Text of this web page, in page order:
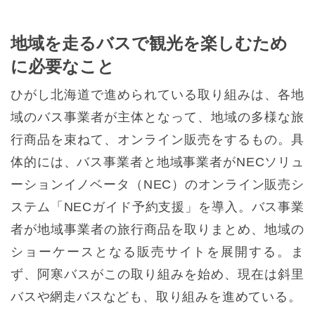
地域を走るバスで観光を楽しむため
に必要なこと
ひがし北海道で進められている取り組みは、各地
域のバス事業者が主体となって、地域の多様な旅
行商品を束ねて、オンライン販売をするもの。具
体的には、バス事業者と地域事業者がNECソリュ
ーションイノベータ（NEC）のオンライン販売シ
ステム「NECガイド予約支援」を導入。バス事業
者が地域事業者の旅行商品を取りまとめ、地域の
ショーケースとなる販売サイトを展開する。ま
ず、阿寒バスがこの取り組みを始め、現在は斜里
バスや網走バスなども、取り組みを進めている。